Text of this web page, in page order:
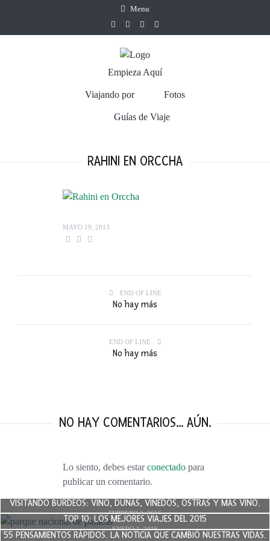
Menu
Empieza Aquí
Viajando por Fotos
Guías de Viaje
RAHINI EN ORCCHA
MAYO 19, 2013
END OF LINE
No hay más
END OF LINE
No hay más
NO HAY COMENTARIOS... AÚN.
Lo siento, debes estarconectado para
publicar un comentario.
VISITANDO BURDEOS: VINO, DUNAS, VIÑEDOS, OSTRAS Y MÁS VINO.
FEBRERO 9, 2016
TOP 10: LOS MEJORES VIAJES DEL 2015
ENERO 1, 2016
55 PENSAMIENTOS RÁPIDOS. LA NOTICIA QUE CAMBIÓ NUESTRAS VIDAS.